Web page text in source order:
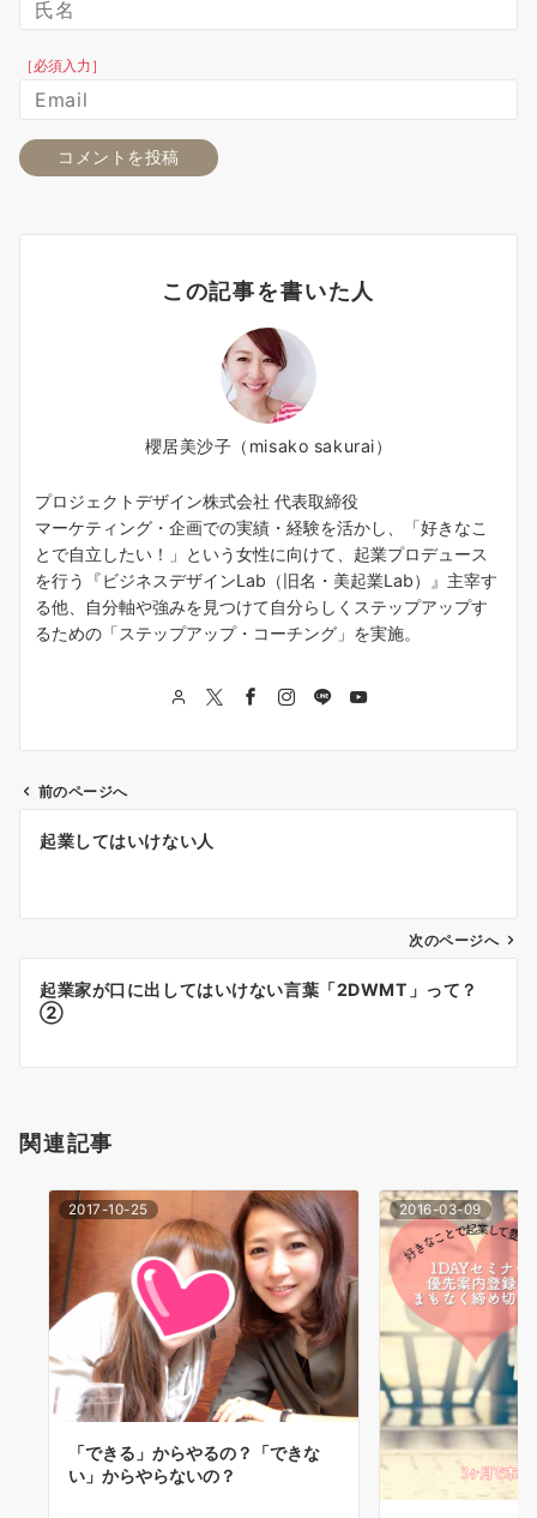
［必須入力］
この記事を書いた人
櫻居美沙子（misako sakurai）
プロジェクトデザイン株式会社 代表取締役
マーケティング・企画での実績・経験を活かし、「好きなこ
とで自立したい！」という女性に向けて、起業プロデュース
を行う『ビジネスデザインLab（旧名・美起業Lab）』主宰す
る他、自分軸や強みを見つけて自分らしくステップアップす
るための「ステップアップ・コーチング」を実施。
投
ゲ
ー
シ
ン
前のページへ
起業してはいけない人
次のページへ
起業家が口に出してはいけない言葉「2DWMT」って？
②
関連記事
2017-10-25
「できる」からやるの？「できな
い」からやらないの？
2016-03-09